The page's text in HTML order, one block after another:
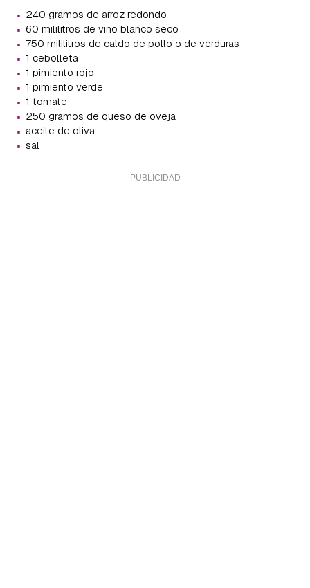
· 240 gramos de arroz redondo
· 60 mililitros de vino blanco seco
· 750 mililitros de caldo de pollo o de verduras
· 1 cebolleta
· 1 pimiento rojo
· 1 pimiento verde
· 1 tomate
· 250 gramos de queso de oveja
· aceite de oliva
· sal